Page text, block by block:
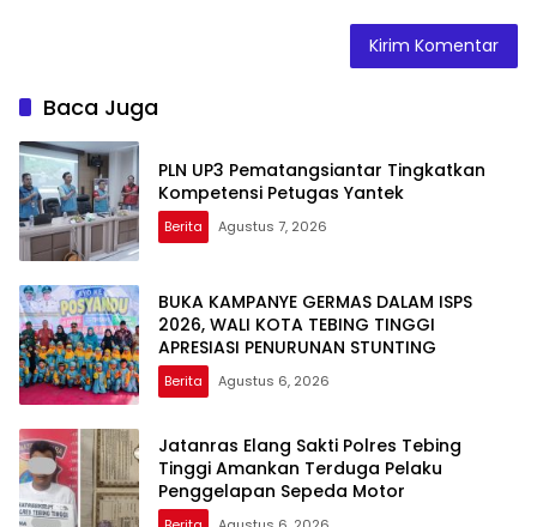
Baca Juga
PLN UP3 Pematangsiantar Tingkatkan
Kompetensi Petugas Yantek
Berita Agustus 7, 2026
BUKA KAMPANYE GERMAS DALAM ISPS
2026, WALI KOTA TEBING TINGGI
APRESIASI PENURUNAN STUNTING
Berita Agustus 6, 2026
Jatanras Elang Sakti Polres Tebing
Tinggi Amankan Terduga Pelaku
Penggelapan Sepeda Motor